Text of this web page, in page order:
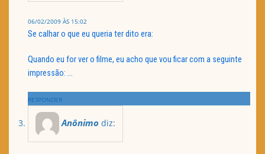
06/02/2009 ÀS 15:02
Se calhar o que eu queria ter dito era:
Quando eu for ver o filme, eu acho que vou ficar com a seguinte
impressão: …
RESPONDER
Anônimo diz: